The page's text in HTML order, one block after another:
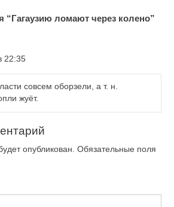
“Гагаузию ломают через колено”
22:35
совсем оборзели, а т. н.
жуёт.
опубликован. Обязательные поля